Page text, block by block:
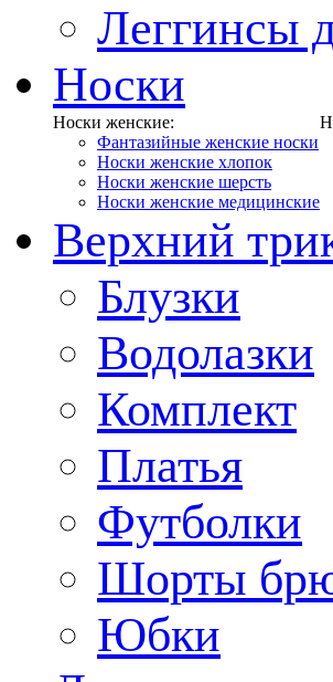
Леггинсы
Носки
Носки женские:
Фантазийные женские носки
Носки женские хлопок
Носки женские шерсть
Носки женские медицинские
Верхний
Блузки
Водолазки
Комплект
Платья
Футболки
Шорты
Юбки